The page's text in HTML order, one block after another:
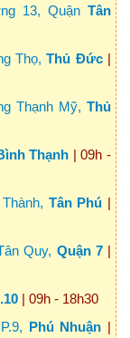
13, Quận Tân
Thọ,Thủ Đức|
Thạnh Mỹ, Thủ
Thạnh | 09h -
Tân Phú |
Quy, Quận 7|
| 09h - 18h30
Phú Nhuận |